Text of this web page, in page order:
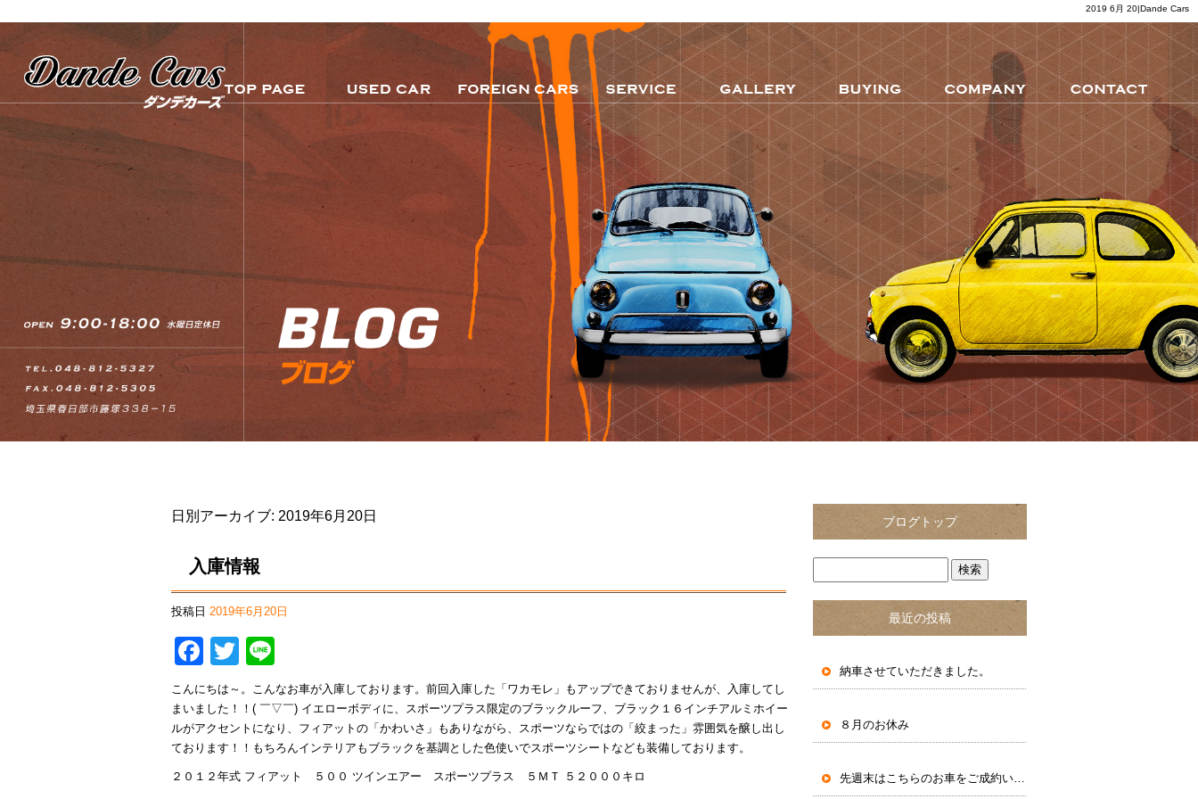
2019 6月 20|Dande Cars
日別アーカイブ: 2019年6月20日
入庫情報
投稿日 2019年6月20日
Facebook
Twitter
こんにちは～。こんなお車が入庫しております。前回入庫した「ワカモレ」もアップできておりませんが、入庫してし
まいました！！( ￣▽￣) イエローボディに、スポーツプラス限定のブラックルーフ、ブラック１６インチアルミホイー
ルがアクセントになり、フィアットの「かわいさ」もありながら、スポーツならではの「絞まった」雰囲気を醸し出し
ております！！もちろんインテリアもブラックを基調とした色使いでスポーツシートなども装備しております。
２０１２年式 フィアット ５００ ツインエアー スポーツプラス ５ＭＴ ５２０００キロ
ブログトップ
最近の投稿
納車させていただきました。
８月のお休み
先週末はこちらのお車をご成約いただきました。